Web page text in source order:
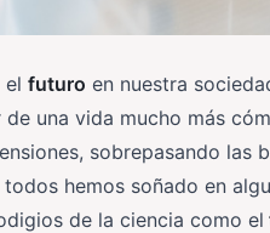
el futuro en nuestra
una vida mucho más
sobrepasando las
hemos soñado en
de la ciencia como el